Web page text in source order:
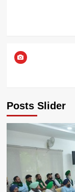
Posts Slider